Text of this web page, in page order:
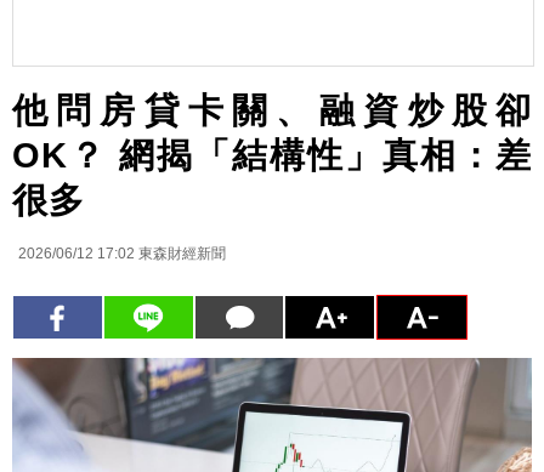
他問房貸卡關、融資炒股卻
OK？ 網揭「結構性」真相：差
很多
2026/06/12 17:02 東森財經新聞